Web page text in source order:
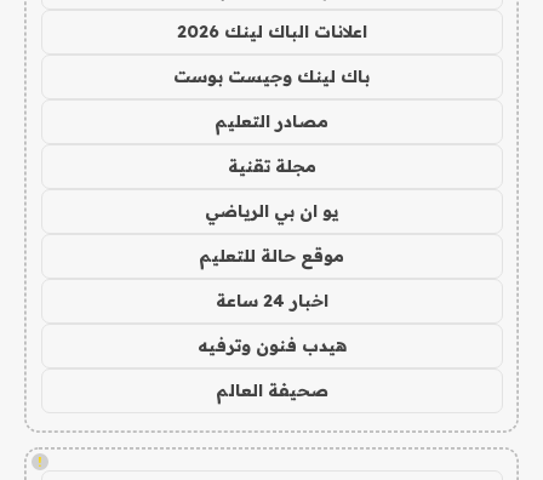
اعلانات الباك لينك 2026
باك لينك وجيست بوست
مصادر التعليم
مجلة تقنية
يو ان بي الرياضي
موقع حالة للتعليم
اخبار 24 ساعة
هيدب فنون وترفيه
صحيفة العالم
!